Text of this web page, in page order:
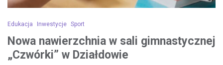
Edukacja Inwestycje Sport
Nowa nawierzchnia w sali gimnastycznej
„Czwórki” w Działdowie